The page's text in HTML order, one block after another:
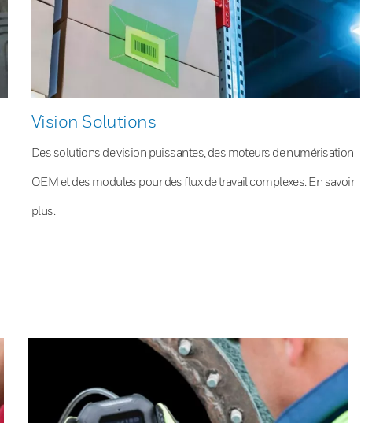
Vision Solutions
Des solutions de vision puissantes, des moteurs de numérisation
OEM et des modules pour des flux de travail complexes. En savoir
plus.